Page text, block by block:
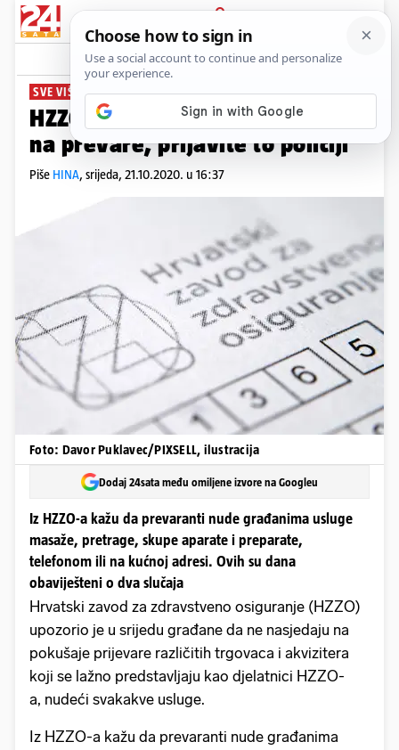
PRIJAVA
News Komentari
SVE VIŠE PREVARANATA
HZZO upozorava: Na nasjedajte
na prevare, prijavite to policiji
Piše HINA, srijeda, 21.10.2020. u 16:37
Foto: Davor Puklavec/PIXSELL, ilustracija
Dodaj 24sata među omiljene izvore na Googleu
Iz HZZO-a kažu da prevaranti nude građanima usluge
masaže, pretrage, skupe aparate i preparate,
telefonom ili na kućnoj adresi. Ovih su dana
obaviješteni o dva slučaja
Hrvatski zavod za zdravstveno osiguranje (HZZO)
upozorio je u srijedu građane da ne nasjedaju na
pokušaje prijevare različitih trgovaca i akvizitera
koji se lažno predstavljaju kao djelatnici HZZO-
a, nudeći svakakve usluge.
Iz HZZO-a kažu da prevaranti nude građanima